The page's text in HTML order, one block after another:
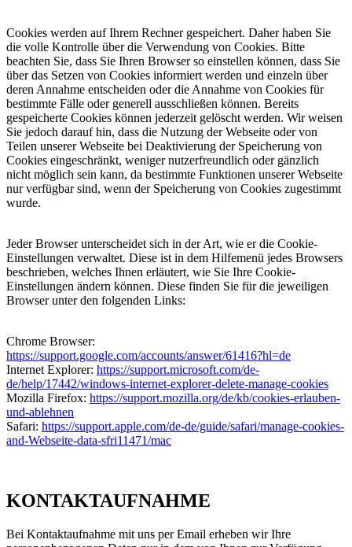
Cookies werden auf Ihrem Rechner gespeichert. Daher haben Sie
die volle Kontrolle über die Verwendung von Cookies. Bitte
beachten Sie, dass Sie Ihren Browser so einstellen können, dass Sie
über das Setzen von Cookies informiert werden und einzeln über
deren Annahme entscheiden oder die Annahme von Cookies für
bestimmte Fälle oder generell ausschließen können. Bereits
gespeicherte Cookies können jederzeit gelöscht werden. Wir weisen
Sie jedoch darauf hin, dass die Nutzung der Webseite oder von
Teilen unserer Webseite bei Deaktivierung der Speicherung von
Cookies eingeschränkt, weniger nutzerfreundlich oder gänzlich
nicht möglich sein kann, da bestimmte Funktionen unserer Webseite
nur verfügbar sind, wenn der Speicherung von Cookies zugestimmt
wurde.
Jeder Browser unterscheidet sich in der Art, wie er die Cookie-
Einstellungen verwaltet. Diese ist in dem Hilfemenü jedes Browsers
beschrieben, welches Ihnen erläutert, wie Sie Ihre Cookie-
Einstellungen ändern können. Diese finden Sie für die jeweiligen
Browser unter den folgenden Links:
Chrome Browser:
https://support.google.com/accounts/answer/61416?hl=de
Internet Explorer: https://support.microsoft.com/de-
de/help/17442/windows-internet-explorer-delete-manage-cookies
Mozilla Firefox: https://support.mozilla.org/de/kb/cookies-erlauben-
und-ablehnen
Safari: https://support.apple.com/de-de/guide/safari/manage-cookies-
and-Webseite-data-sfri11471/mac
KONTAKTAUFNAHME
Bei Kontaktaufnahme mit uns per Email erheben wir Ihre